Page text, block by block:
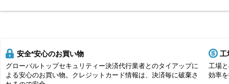
安全*安心のお買い物
グローバルトップセキュリティー決済代行業者とのタイアップに
よる安心のお買い物。クレジットカード情報は、決済毎に破棄さ
工
工場
効率